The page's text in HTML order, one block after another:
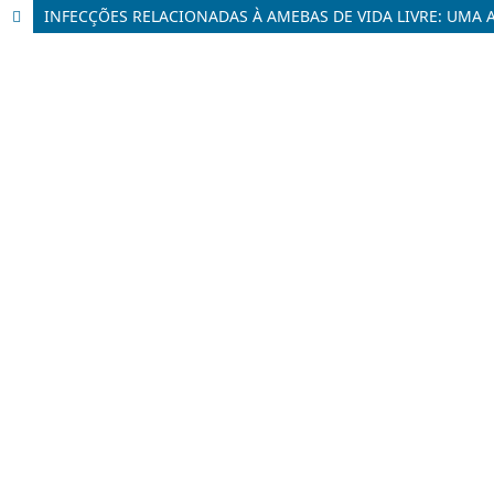
INFECÇÕES RELACIONADAS À AMEBAS DE VIDA LIVRE: UMA